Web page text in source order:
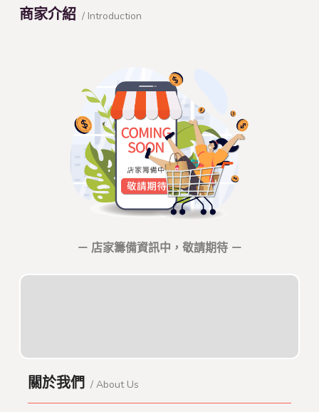
商家介紹 / Introduction
－ 店家籌備資訊中，敬請期待 －
關於我們 / About Us